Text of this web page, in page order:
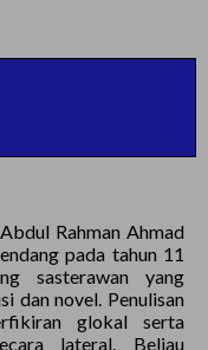
Rahman Ahmad
pada tahun 11
sasterawan yang
dan novel. Penulisan
glokal serta
lateral. Beliau